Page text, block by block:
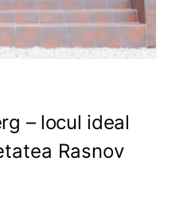
– locul ideal
Rasnov